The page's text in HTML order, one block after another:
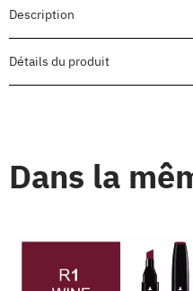
Description
Détails du produit
Dans la